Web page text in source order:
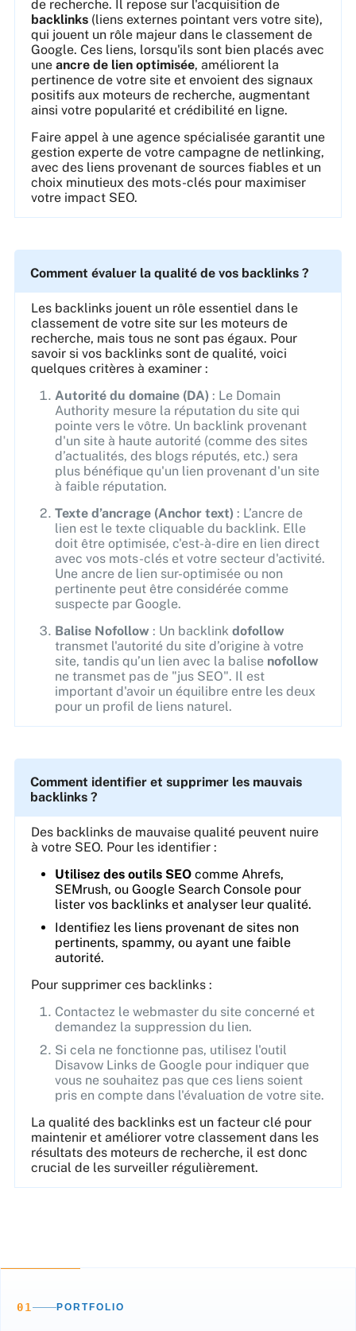
de recherche. Il repose sur l'acquisition de
backlinks(liens externes pointant vers votre site),
qui jouent un rôle majeur dans le classement de
Google. Ces liens, lorsqu'ils sont bien placés avec
une ancre de lien optimisée, améliorent la
pertinence de votre site et envoient des signaux
positifs aux moteurs de recherche, augmentant
ainsi votre popularité et crédibilité en ligne.
Faire appel à une agence spécialisée garantit une
gestion experte de votre campagne de netlinking,
avec des liens provenant de sources fiables et un
choix minutieux des mots-clés pour maximiser
votre impact SEO.
Comment évaluer la qualité de vos backlinks ?
Les backlinks jouent un rôle essentiel dans le
classement de votre site sur les moteurs de
recherche, mais tous ne sont pas égaux. Pour
savoir si vos backlinks sont de qualité, voici
quelques critères à examiner :
Autorité du domaine (DA) : Le Domain
Authority mesure la réputation du site qui
pointe vers le vôtre. Un backlink provenant
d'un site à haute autorité (comme des sites
d’actualités, des blogs réputés, etc.) sera
plus bénéfique qu'un lien provenant d'un site
à faible réputation.
Texte d’ancrage (Anchor text) : L’ancre de
lien est le texte cliquable du backlink. Elle
doit être optimisée, c'est-à-dire en lien direct
avec vos mots-clés et votre secteur d'activité.
Une ancre de lien sur-optimisée ou non
pertinente peut être considérée comme
suspecte par Google.
Balise Nofollow : Un backlink dofollow
transmet l'autorité du site d’origine à votre
site, tandis qu’un lien avec la balise nofollow
ne transmet pas de "jus SEO". Il est
important d'avoir un équilibre entre les deux
pour un profil de liens naturel.
Comment identifier et supprimer les mauvais
backlinks ?
Des backlinks de mauvaise qualité peuvent nuire
à votre SEO. Pour les identifier :
Utilisez des outils SEOcomme Ahrefs,
SEMrush, ou Google Search Console pour
lister vos backlinks et analyser leur qualité.
Identifiez les liens provenant de sites non
pertinents, spammy, ou ayant une faible
autorité.
Pour supprimer ces backlinks :
Contactez le webmaster du site concerné et
demandez la suppression du lien.
Si cela ne fonctionne pas, utilisez l'outil
Disavow Links de Google pour indiquer que
vous ne souhaitez pas que ces liens soient
pris en compte dans l'évaluation de votre site.
La qualité des backlinks est un facteur clé pour
maintenir et améliorer votre classement dans les
résultats des moteurs de recherche, il est donc
crucial de les surveiller régulièrement.
01 PORTFOLIO